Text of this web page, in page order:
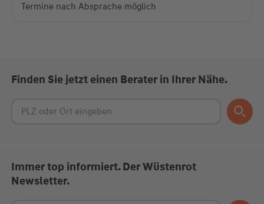
Termine nach Absprache möglich
Finden Sie jetzt einen Berater in Ihrer Nähe.
Immer top informiert. Der Wüstenrot
Newsletter.